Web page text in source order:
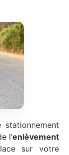
l’enlèvement
sur votre